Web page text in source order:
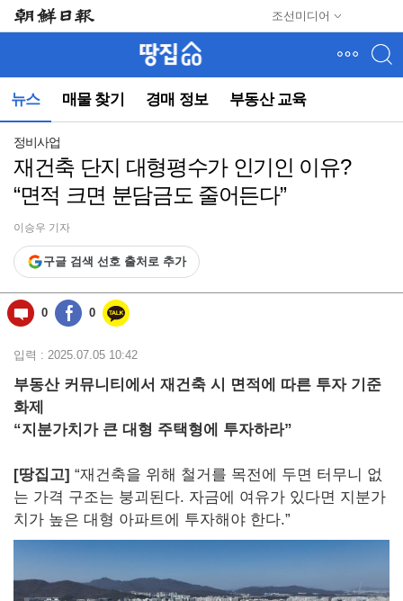
조선미디어
뉴스 매물 찾기 경매 정보 부동산 교육
뉴
(컨
동)
정비사업
재건축 단지 대형평수가 인기인 이유?
“면적 크면 분담금도 줄어든다”
이승우 기자
구글 검색 선호 출처로 추가
0 0
입력 : 2025.07.05 10:42
부동산 커뮤니티에서 재건축 시 면적에 따른 투자 기준
화제
“지분가치가 큰 대형 주택형에 투자하라”
[땅집고] “재건축을 위해 철거를 목전에 두면 터무니 없
는 가격 구조는 붕괴된다. 자금에 여유가 있다면 지분가
치가 높은 대형 아파트에 투자해야 한다.”